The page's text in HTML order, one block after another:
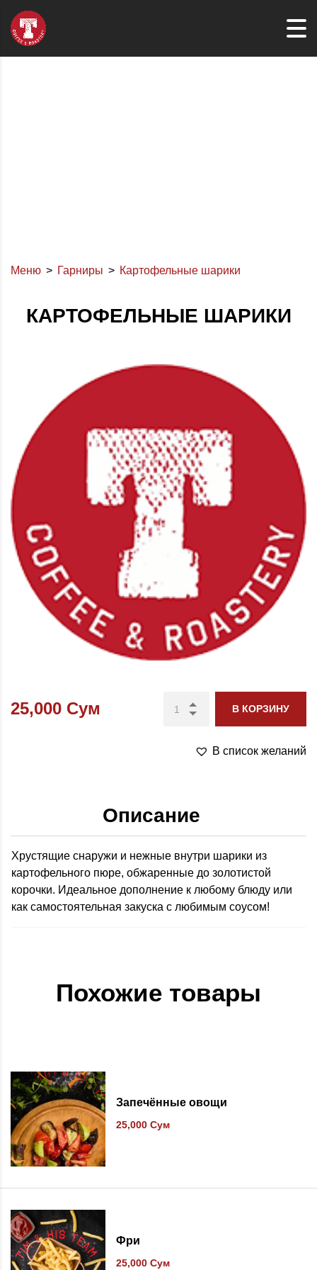
Меню Гарниры Картофельные шарики
КАРТОФЕЛЬНЫЕ ШАРИКИ
25,000 Сум В КОРЗИНУ
В список желаний
Описание
Хрустящие снаружи и нежные внутри шарики из
картофельного пюре, обжаренные до золотистой
корочки. Идеальное дополнение к любому блюду или
как самостоятельная закуска с любимым соусом!
Похожие товары
В список желаний
Запечённые овощи
25,000 Сум
В список желаний
Фри
25,000 Сум